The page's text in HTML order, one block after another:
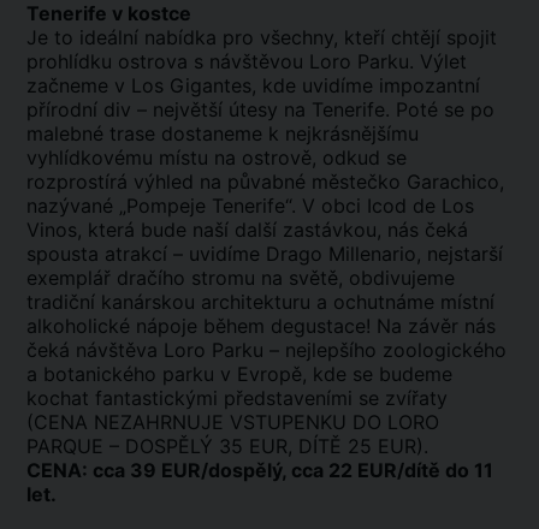
Tenerife v kostce
Je to ideální nabídka pro všechny, kteří chtějí spojit
prohlídku ostrova s návštěvou Loro Parku. Výlet
začneme v Los Gigantes, kde uvidíme impozantní
přírodní div – největší útesy na Tenerife. Poté se po
malebné trase dostaneme k nejkrásnějšímu
vyhlídkovému místu na ostrově, odkud se
rozprostírá výhled na půvabné městečko Garachico,
nazývané „Pompeje Tenerife“. V obci Icod de Los
Vinos, která bude naší další zastávkou, nás čeká
spousta atrakcí – uvidíme Drago Millenario, nejstarší
exemplář dračího stromu na světě, obdivujeme
tradiční kanárskou architekturu a ochutnáme místní
alkoholické nápoje během degustace! Na závěr nás
čeká návštěva Loro Parku – nejlepšího zoologického
a botanického parku v Evropě, kde se budeme
kochat fantastickými představeními se zvířaty
(CENA NEZAHRNUJE VSTUPENKU DO LORO
PARQUE – DOSPĚLÝ 35 EUR, DÍTĚ 25 EUR).
CENA: cca 39 EUR/dospělý, cca 22 EUR/dítě do 11
let.